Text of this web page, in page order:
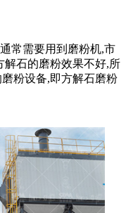
常需要用到磨粉机,市
解石的磨粉效果不好,所
粉设备,即方解石磨粉